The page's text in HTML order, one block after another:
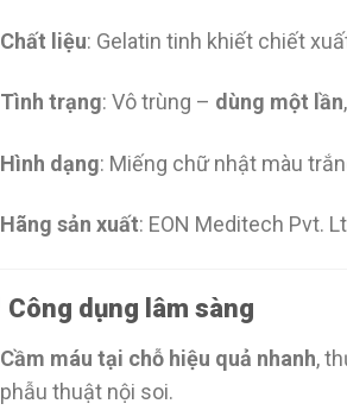
Chất liệu: Gelatin tinh khiết chiết
Tình trạng: Vô trùng – dùng một lần
Hình dạng: Miếng chữ nhật màu
Hãng sản xuất: EON Meditech Pvt.
Công dụng lâm sàng
Cầm máu tại chỗ hiệu quả nhanh,
phẫu thuật nội soi.